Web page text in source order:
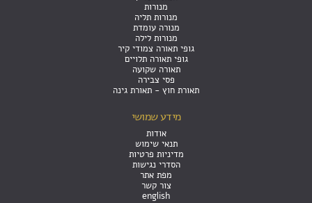
מנורות
מנורות תליה
מנורה עומדת
מנורות לילה
גופי תאורה צמודי קיר
גופי תאורה תלויים
תאורה שקועה
פסי צבירה
תאורת חוץ - תאורת גינה
מידע שמושי
אודות
תנאי שימוש
מדיניות פרטיות
הסדרי נגישות
מפת אתר
צור קשר
english